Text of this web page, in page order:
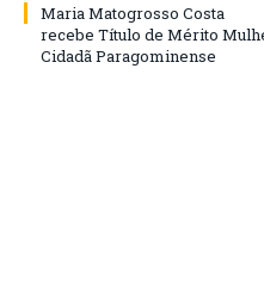
Maria Matogrosso Costa
recebe Título de Mérito
Cidadã Paragominense